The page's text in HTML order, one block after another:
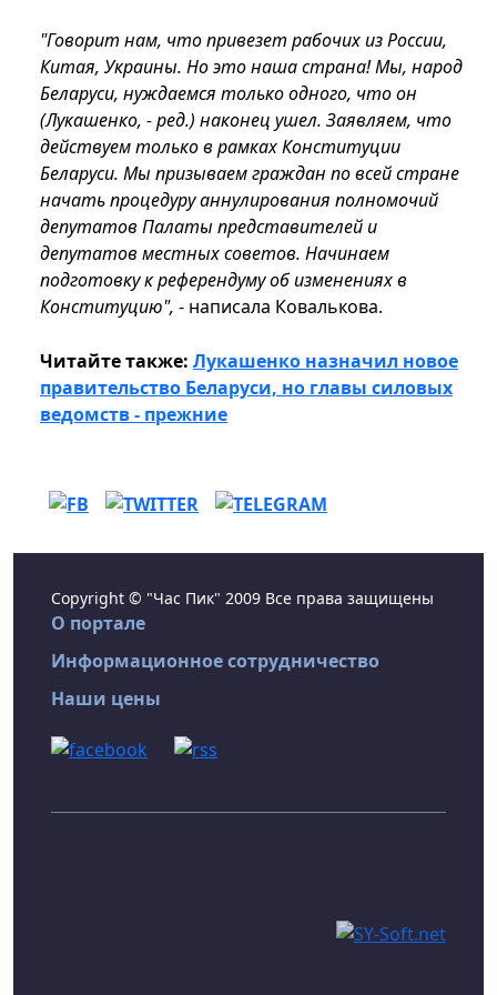
"Говорит нам, что привезет рабочих из России,
Китая, Украины. Но это наша страна! Мы, народ
Беларуси, нуждаемся только одного, что он
(Лукашенко, - ред.) наконец ушел. Заявляем, что
действуем только в рамках Конституции
Беларуси. Мы призываем граждан по всей стране
начать процедуру аннулирования полномочий
депутатов Палаты представителей и
депутатов местных советов. Начинаем
подготовку к референдуму об изменениях в
Конституцию", - написала Ковалькова.
Читайте также: Лукашенко назначил новое
правительство Беларуси, но главы силовых
ведомств - прежние
Copyright © "Час Пик" 2009 Все права защищены
О портале
Информационное сотрудничество
Наши цены